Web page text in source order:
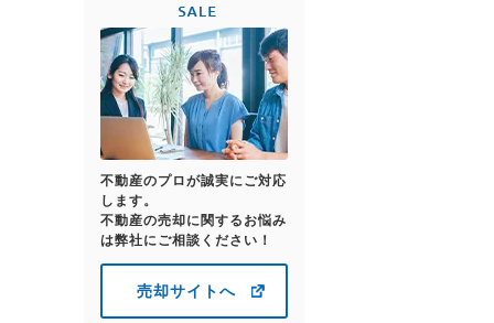
不動産のプロが誠実にご対応
します。
不動産の売却に関するお悩み
は弊社にご相談ください！
売却サイトへ